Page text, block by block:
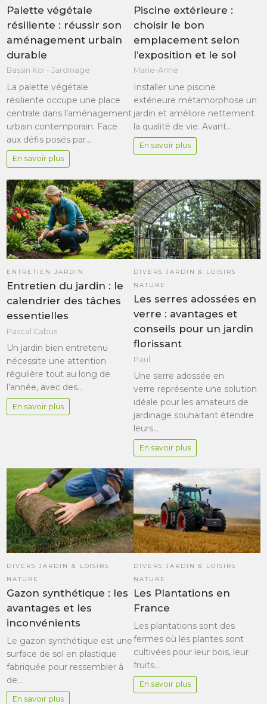
Palette végétale
résiliente : réussir son
aménagement urbain
durable
Bassin Koi - Jardinage
La palette végétale
résiliente occupe une place
centrale dans l’aménagement
urbain contemporain. Face
aux défis posés par…
En savoir plus
Piscine extérieure :
choisir le bon
emplacement selon
l’exposition et le sol
Marie-Anne
Installer une piscine
extérieure métamorphose un
jardin et améliore nettement
la qualité de vie. Avant…
En savoir plus
ENTRETIEN JARDIN
Entretien du jardin : le
calendrier des tâches
essentielles
Pascal Cabus
Un jardin bien entretenu
nécessite une attention
régulière tout au long de
l’année, avec des…
En savoir plus
DIVERS JARDIN & LOISIRS
NATURE
Les serres adossées en
verre : avantages et
conseils pour un jardin
florissant
Paul
Une serre adossée en
verre représente une solution
idéale pour les amateurs de
jardinage souhaitant étendre
leurs…
En savoir plus
DIVERS JARDIN & LOISIRS
NATURE
Gazon synthétique : les
avantages et les
inconvénients
Le gazon synthétique est une
surface de sol en plastique
fabriquée pour ressembler à
de…
En savoir plus
DIVERS JARDIN & LOISIRS
NATURE
Les Plantations en
France
Les plantations sont des
fermes où les plantes sont
cultivées pour leur bois, leur
fruits…
En savoir plus